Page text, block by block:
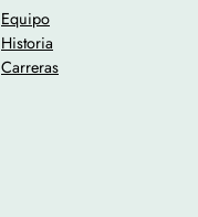
Equipo
Historia
Carreras